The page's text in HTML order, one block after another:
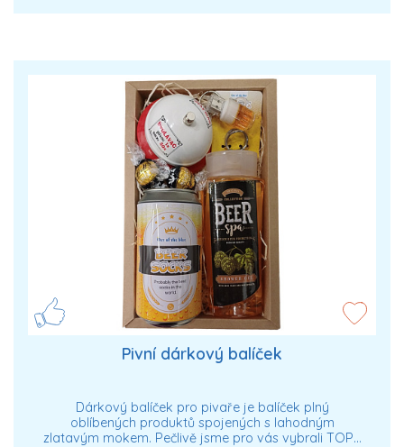
Pivní dárkový balíček
Dárkový balíček pro pivaře je balíček plný
oblíbených produktů spojených s lahodným
zlatavým mokem. Pečlivě jsme pro vás vybrali TOP…